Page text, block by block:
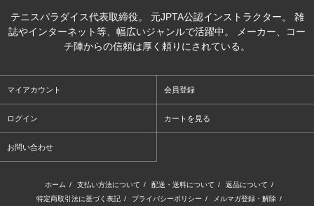
テニスパラダイス代表取締役。 元JPTA公認インストラクター。 雑
誌やインターネット等、幅広いジャンルで活躍中。 メーカー、コー
チ陣からの信頼は厚く頼りにされている。
マイアカウント 会員登録
ログイン カートを見る
お問い合わせ
ホーム / 支払い方法について / 配送・送料について / 返品について /
特定商取引法に基づく表記 / プライバシーポリシー / メルマガ登録・解除 /